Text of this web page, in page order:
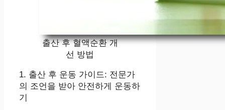
출산 후 혈액순환 개
선 방법
1. 출산 후 운동 가이드: 전문가
의 조언을 받아 안전하게 운동하
기